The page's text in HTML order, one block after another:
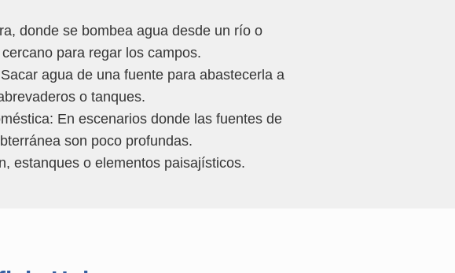
donde se bombea agua desde un río o
para regar los campos.
agua de una fuente para abastecerla a
o tanques.
En escenarios donde las fuentes de
son poco profundas.
estanques o elementos paisajísticos.